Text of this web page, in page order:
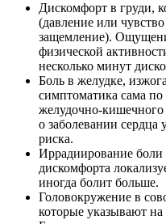
Дискомфорт в груди,
(давление или
защемление).
физической
несколько минут
Боль в желудке,
симптоматика сама по
желудочно-кишечного
о заболевании
риска.
Иррадиирование боли
дискомфорта
иногда болит больше.
Головокружение в
которые указывают